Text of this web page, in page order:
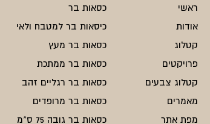
ראשי
אודות
קטלוג
פרויקטים
קטלוג צבעים
מאמרים
מפת אתר
כסאות בר
כיסאות בר למטבח ולאי
כסאות בר מעץ
כסאות בר ממתכת
כסאות בר רגליים זהב
כסאות בר מרופדים
כסאות בר גובה 75 ס"מ